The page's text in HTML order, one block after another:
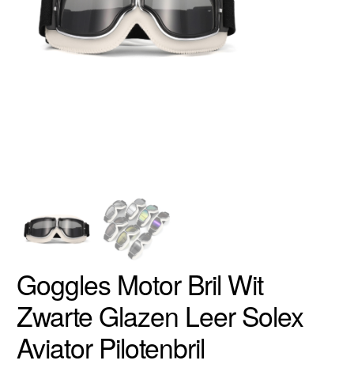
Goggles Motor Bril Wit
Zwarte Glazen Leer Solex
Aviator Pilotenbril